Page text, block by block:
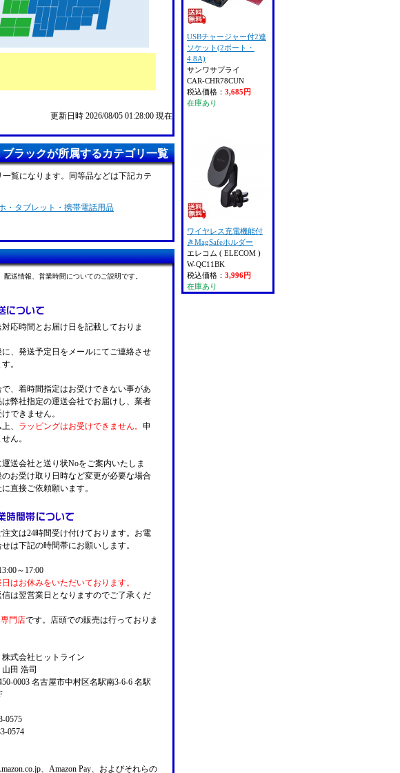
更新日時 2026/08/05 01:28:00 現在
ラックが所属するカテゴリ一覧
覧になります。同等品などは下記カテ
・タブレット・携帯電話用品
送情報、営業時間についてのご説明です。
応時間とお届け日を記載しておりま
に、発送予定日をメールにてご連絡させ
。
、着時間指定はお受けできない事があ
は弊社指定の運送会社でお届けし、業者
できません。
、
ラッピングはお受けできません。 申
ん。
送会社と送り状Noをご案内いたしま
お受け取り日時など変更が必要な場合
直接ご依頼願います。
文は24時間受け付けております。お電
は下記の時間帯にお願いします。
～17:00
はお休みをいただいております。
信は翌営業日となりますのでご了承くだ
門店です。店頭での販売は行っておりま
式会社ヒットライン
田 浩司
0003 名古屋市中村区名駅南3-6-6 名駅
0575
0574
、Amazon Pay、およびそれらの
USBチャージャー付2連
ソケット(2ポート・
4.8A)
サンワサプライ
CAR-CHR78CUN
税込価格： 3,685円
在庫あり
ワイヤレス充電機能付
きMagSafeホルダー
エレコム ( ELECOM )
W-QC11BK
税込価格： 3,996円
在庫あり